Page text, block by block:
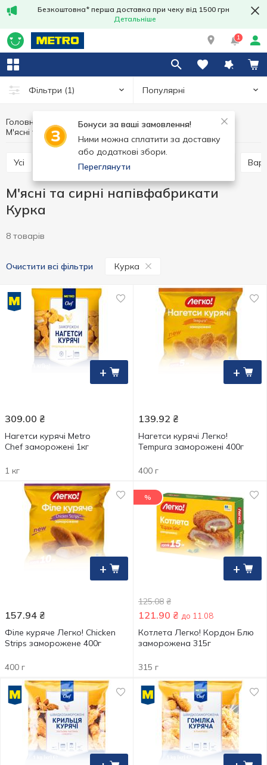
Безкоштовна* перша доставка при чеку від 1500 грн
Детальніше
1
Фільтри (1) Популярні
Бонуси за ваші замовлення!
Ними можна сплатити за доставку
або додаткові збори.
Переглянути
Головна Заморозка
М'ясні та сирні напівфабрикати
Усі Млинці та сирники заморожені
М'ясні та сирні напівфабрикати
Курка
8 товарів
Очистити всі фільтри Курка
+
309.00 ₴
Нагетси курячі Metro
Chef заморожені 1кг
1 кг
+
139.92 ₴
Нагетси курячі Легко!
Tempura заморожені 400г
400 г
+
157.94 ₴
Філе куряче Легко! Chicken
Strips заморожене 400г
400 г
+
%
125.08 ₴
121.90 ₴ до 11.08
Котлета Легко! Кордон Блю
заморожена 315г
315 г